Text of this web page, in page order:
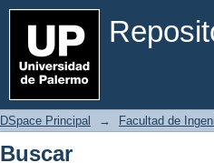
Buscar
DSpace Principal → Facultad de
Buscar